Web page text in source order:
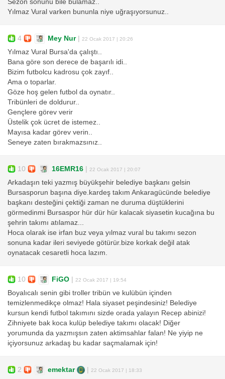
Sezon sonunu bile bulamaz..
Yılmaz Vural varken bununla niye uğraşıyorsunuz..
4 Mey Nur| 22 Ocak 2017 | 20:26
Yılmaz Vural Bursa'da çalıştı..
Bana göre son derece de başarılı idi..
Bizim futbolcu kadrosu çok zayıf..
Ama o toparlar.
Göze hoş gelen futbol da oynatır..
Tribünleri de doldurur..
Gençlere görev verir
Üstelik çok ücret de istemez..
Mayısa kadar görev verin..
Seneye zaten bırakmazsınız..
10 16EMR16 22 Ocak 2017 | 20:07
Arkadaşın teki yazmış büyükşehir belediye başkanı gelsin
Bursasporun başına diye.kardeş takım Ankaragücünde belediye
başkanı desteğini çektiği zaman ne duruma düştüklerini
görmedinmi Bursaspor hür dür hür kalacak siyasetin kucağına bu
şehrin takımı atılamaz...
Hoca olarak ise irfan buz veya yılmaz vural bu takımı sezon
sonuna kadar ileri seviyede götürür.bize korkak değil atak
oynatacak cesaretli hoca lazım.
10 FiGO 22 Ocak 2017 | 19:54
Boyalıcalı senin gibi troller tribün ve kulübün içinden
temizlenmedikçe olmaz! Hala siyaset peşindesiniz! Belediye
kursun kendi futbol takımını sizde orada yalayın Recep abinizi!
Zihniyete bak koca kulüp belediye takımı olacak! Diğer
yorumunda da yazmışsın zaten aktimsahlar falan! Ne yiyip ne
içiyorsunuz arkadaş bu kadar saçmalamak için!
2 emektar 22 Ocak 2017 | 18:33